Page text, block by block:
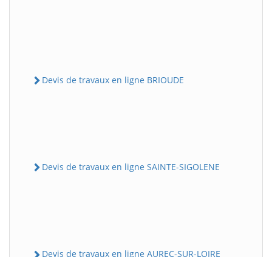
Devis de travaux en ligne BRIOUDE
Devis de travaux en ligne SAINTE-SIGOLENE
Devis de travaux en ligne AUREC-SUR-LOIRE